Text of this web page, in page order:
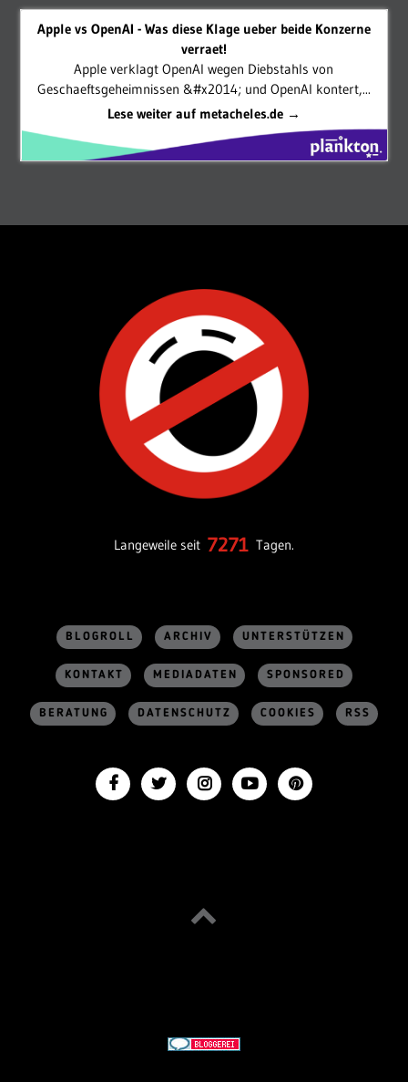
Apple vs OpenAI - Was diese Klage ueber beide Konzerne
verraet!
Apple verklagt OpenAI wegen Diebstahls von
Geschaeftsgeheimnissen &#x2014; und OpenAI kontert,...
Lese weiter auf metacheles.de →
Langeweile seit 7271 Tagen.
BLOGROLL ARCHIV UNTERSTÜTZEN
KONTAKT MEDIADATEN SPONSORED
BERATUNG DATENSCHUTZ COOKIES RSS